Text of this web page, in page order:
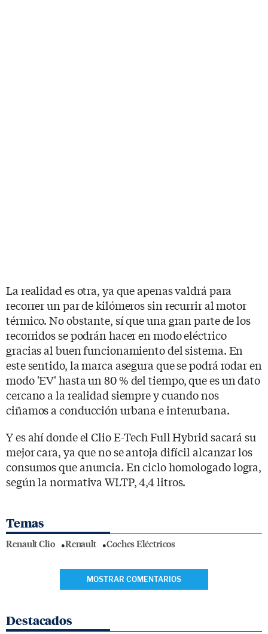
La realidad es otra, ya que apenas valdrá para
recorrer un par de kilómeros sin recurrir al motor
térmico. No obstante, sí que una gran parte de los
recorridos se podrán hacer en modo eléctrico
gracias al buen funcionamiento del sistema. En
este sentido, la marca asegura que se podrá rodar en
modo 'EV' hasta un 80 % del tiempo, que es un dato
cercano a la realidad siempre y cuando nos
ciñamos a conducción urbana e interurbana.
Y es ahí donde el Clio E-Tech Full Hybrid sacará su
mejor cara, ya que no se antoja difícil alcanzar los
consumos que anuncia. En ciclo homologado logra,
según la normativa WLTP, 4,4 litros.
Temas
Renault Clio Renault Coches Eléctricos
MOSTRAR COMENTARIOS
Destacados